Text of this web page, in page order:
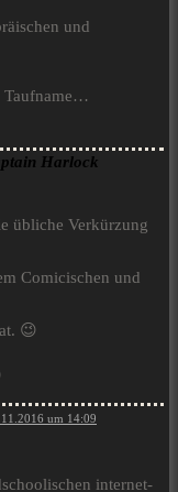
und
Taufname…
Harlock
übliche Verkürzung
Comicischen und
😉
um 14:09
internet-